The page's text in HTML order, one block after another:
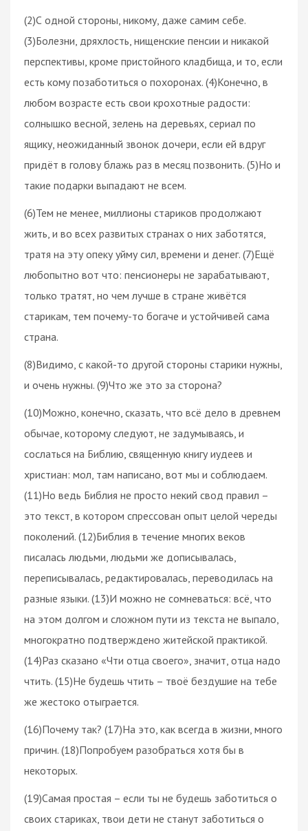
(2)С одной стороны, никому, даже самим себе.
(3)Болезни, дряхлость, нищенские пенсии и никакой
перспективы, кроме пристойного кладбища, и то, если
есть кому позаботиться о похоронах. (4)Конечно, в
любом возрасте есть свои крохотные радости:
солнышко весной, зелень на деревьях, сериал по
ящику, неожиданный звонок дочери, если ей вдруг
придёт в голову блажь раз в месяц позвонить. (5)Но и
такие подарки выпадают не всем.
(6)Тем не менее, миллионы стариков продолжают
жить, и во всех развитых странах о них заботятся,
тратя на эту опеку уйму сил, времени и денег. (7)Ещё
любопытно вот что: пенсионеры не зарабатывают,
только тратят, но чем лучше в стране живётся
старикам, тем почему-то богаче и устойчивей сама
страна.
(8)Видимо, с какой-то другой стороны старики нужны,
и очень нужны. (9)Что же это за сторона?
(10)Можно, конечно, сказать, что всё дело в древнем
обычае, которому следуют, не задумываясь, и
сослаться на Библию, священную книгу иудеев и
христиан: мол, там написано, вот мы и соблюдаем.
(11)Но ведь Библия не просто некий свод правил –
это текст, в котором спрессован опыт целой череды
поколений. (12)Библия в течение многих веков
писалась людьми, людьми же дописывалась,
переписывалась, редактировалась, переводилась на
разные языки. (13)И можно не сомневаться: всё, что
на этом долгом и сложном пути из текста не выпало,
многократно подтверждено житейской практикой.
(14)Раз сказано «Чти отца своего», значит, отца надо
чтить. (15)Не будешь чтить – твоё бездушие на тебе
же жестоко отыграется.
(16)Почему так? (17)На это, как всегда в жизни, много
причин. (18)Попробуем разобраться хотя бы в
некоторых.
(19)Самая простая – если ты не будешь заботиться о
своих стариках, твои дети не станут заботиться о